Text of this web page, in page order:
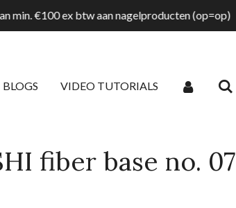
min. €100 ex btw aan nagelproducten (op=op)
BLOGS VIDEO TUTORIALS
fiber base no. 07